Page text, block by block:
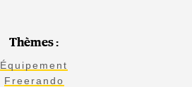
Thèmes :
Équipement
Freerando